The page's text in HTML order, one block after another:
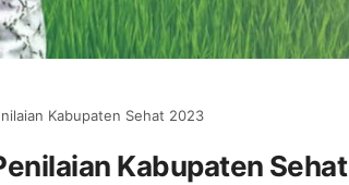
Kabupaten Sehat 2023
Kabupaten Sehat